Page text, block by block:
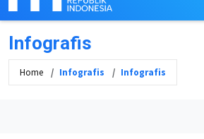
Infografis
Home Infografis Infografis